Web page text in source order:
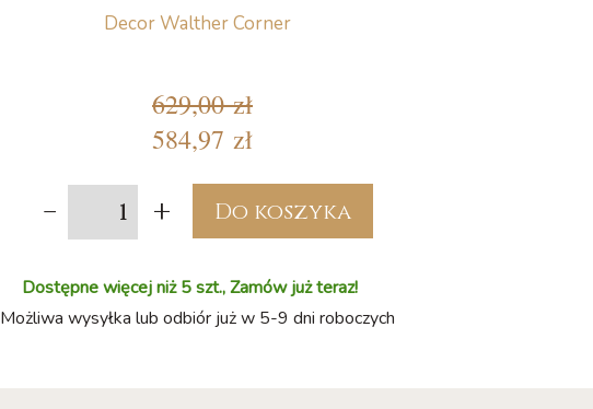
Decor Walther Corner
629,00 zł
584,97 zł
- + Do koszyka
Dostępne więcej niż 5 szt., Zamów już teraz!
Możliwa wysyłka lub odbiór już w 5-9 dni roboczych